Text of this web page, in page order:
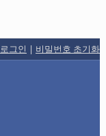
로그인 | 비밀번호 초기화